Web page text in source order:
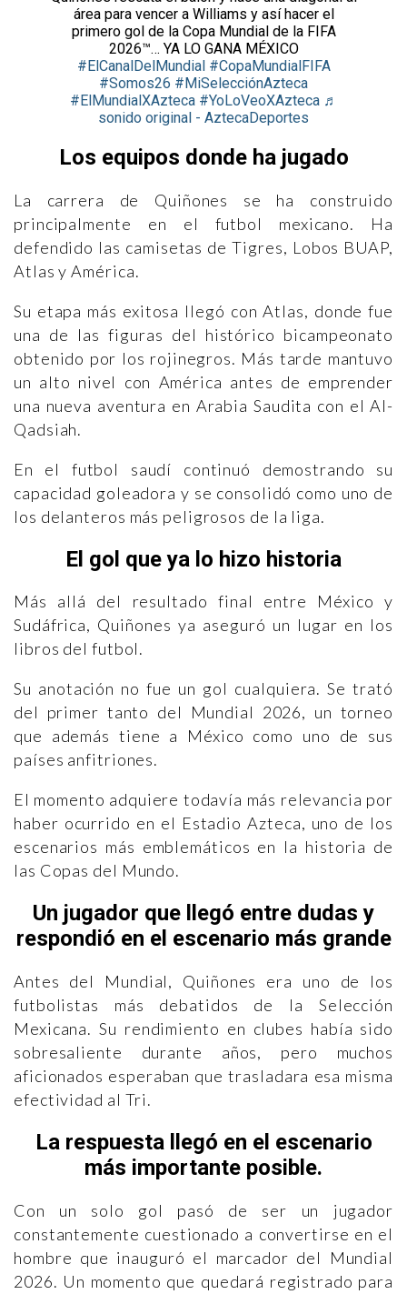
área para vencer a Williams y así hacer el
primero gol de la Copa Mundial de la FIFA
2026™️… YA LO GANA MÉXICO
#ElCanalDelMundial #CopaMundialFIFA
#Somos26 #MiSelecciónAzteca
#ElMundialXAzteca #YoLoVeoXAzteca ♬
sonido original - AztecaDeportes
Los equipos donde ha jugado
La carrera de Quiñones se ha construido
principalmente en el futbol mexicano. Ha
defendido las camisetas de Tigres, Lobos BUAP,
Atlas y América.
Su etapa más exitosa llegó con Atlas, donde fue
una de las figuras del histórico bicampeonato
obtenido por los rojinegros. Más tarde mantuvo
un alto nivel con América antes de emprender
una nueva aventura en Arabia Saudita con el Al-
Qadsiah.
En el futbol saudí continuó demostrando su
capacidad goleadora y se consolidó como uno de
los delanteros más peligrosos de la liga.
El gol que ya lo hizo historia
Más allá del resultado final entre México y
Sudáfrica, Quiñones ya aseguró un lugar en los
libros del futbol.
Su anotación no fue un gol cualquiera. Se trató
del primer tanto del Mundial 2026, un torneo
que además tiene a México como uno de sus
países anfitriones.
El momento adquiere todavía más relevancia por
haber ocurrido en el Estadio Azteca, uno de los
escenarios más emblemáticos en la historia de
las Copas del Mundo.
Un jugador que llegó entre dudas y
respondió en el escenario más grande
Antes del Mundial, Quiñones era uno de los
futbolistas más debatidos de la Selección
Mexicana. Su rendimiento en clubes había sido
sobresaliente durante años, pero muchos
aficionados esperaban que trasladara esa misma
efectividad al Tri.
La respuesta llegó en el escenario
más importante posible.
Con un solo gol pasó de ser un jugador
constantemente cuestionado a convertirse en el
hombre que inauguró el marcador del Mundial
2026. Un momento que quedará registrado para